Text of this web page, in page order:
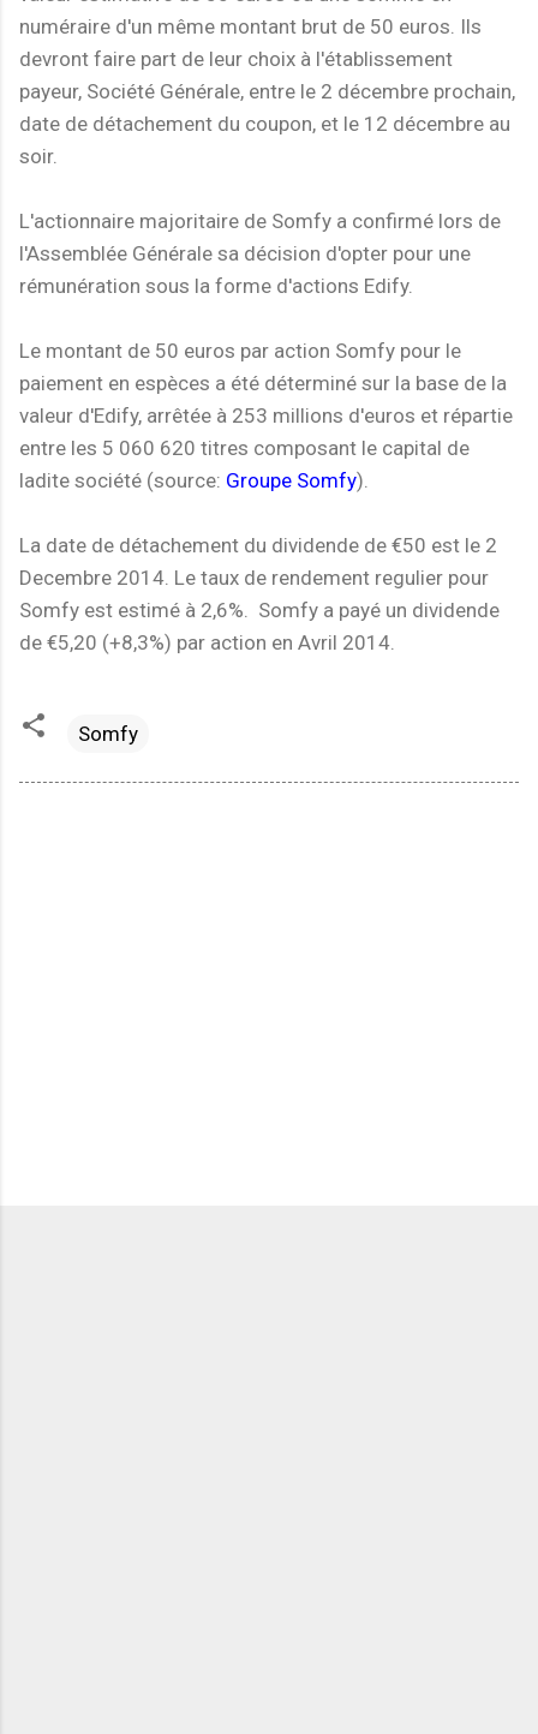
numéraire d'un même montant brut de 50 euros. Ils
devront faire part de leur choix à l'établissement
payeur, Société Générale, entre le 2 décembre prochain,
date de détachement du coupon, et le 12 décembre au
soir.
L'actionnaire majoritaire de Somfy a confirmé lors de
l'Assemblée Générale sa décision d'opter pour une
rémunération sous la forme d'actions Edify.
Le montant de 50 euros par action Somfy pour le
paiement en espèces a été déterminé sur la base de la
valeur d'Edify, arrêtée à 253 millions d'euros et répartie
entre les 5 060 620 titres composant le capital de
ladite société (source: Groupe Somfy).
La date de détachement du dividende de €50 est le 2
Decembre 2014. Le taux de rendement regulier pour
Somfy est estimé à 2,6%. Somfy a payé un dividende
de €5,20 (+8,3%) par action en Avril 2014.
Somfy